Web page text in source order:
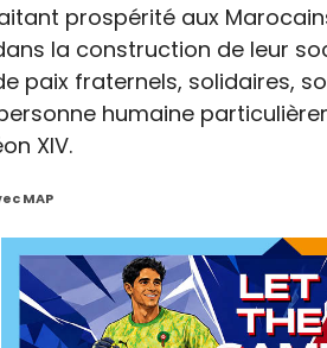
prospérité aux
la construction de leur
paix fraternels, solidaires,
humaine
XIV.
MAP